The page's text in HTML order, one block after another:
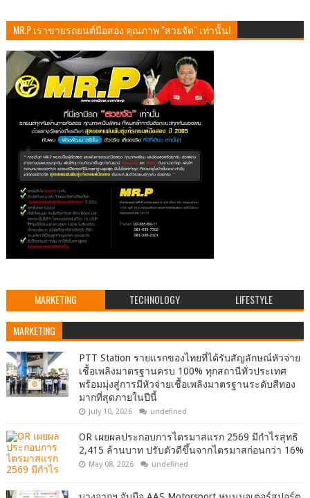
MR.P เราขายรถยนต์มือสอง คุณภาพ "สวยจัด" เท่านั้น!
MARKETING TECHNOLOGY LIFESTYLE
MARKETING
PTT Station รายแรกของไทยที่ได้รับสัญลักษณ์หัวจ่าย
เชื้อเพลิงมาตรฐานครบ 100% ทุกสถานีทั่วประเทศ
พร้อมมุ่งสู่การมีหัวจ่ายเชื้อเพลิงมาตรฐานระดับสีทอง
มากที่สุดภายในปีนี้
July 10, 2026 undefined
OR เผยผลประกอบการไตรมาสแรก 2569 มีกำไรสุทธิ
2,415 ล้านบาท ปรับตัวดีขึ้นจากไตรมาสก่อนกว่า 16%
May 08, 2026 undefined